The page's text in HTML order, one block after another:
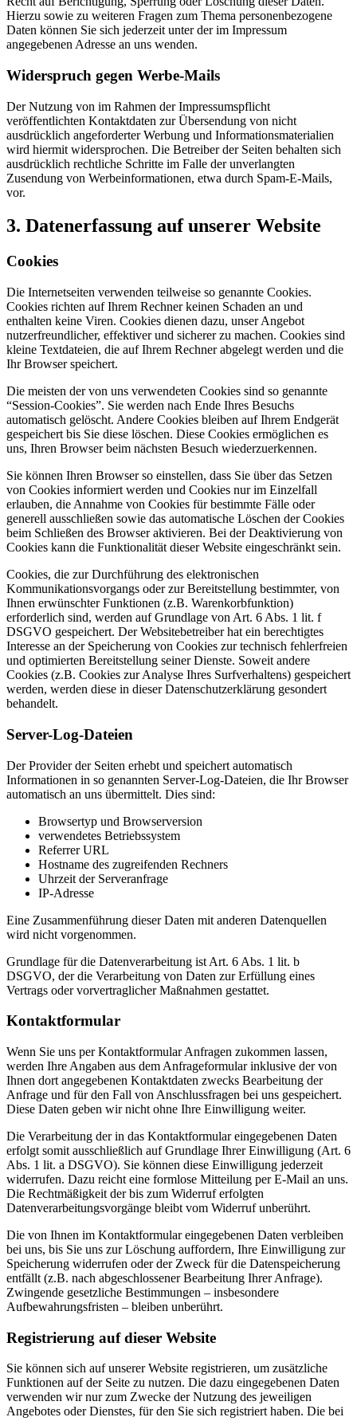
Hierzu sowie zu weiteren Fragen zum Thema personenbezogene
Daten können Sie sich jederzeit unter der im Impressum
angegebenen Adresse an uns wenden.
Widerspruch gegen Werbe-Mails
Der Nutzung von im Rahmen der Impressumspflicht
veröffentlichten Kontaktdaten zur Übersendung von nicht
ausdrücklich angeforderter Werbung und Informationsmaterialien
wird hiermit widersprochen. Die Betreiber der Seiten behalten sich
ausdrücklich rechtliche Schritte im Falle der unverlangten
Zusendung von Werbeinformationen, etwa durch Spam-E-Mails,
vor.
3. Datenerfassung auf unserer Website
Cookies
Die Internetseiten verwenden teilweise so genannte Cookies.
Cookies richten auf Ihrem Rechner keinen Schaden an und
enthalten keine Viren. Cookies dienen dazu, unser Angebot
nutzerfreundlicher, effektiver und sicherer zu machen. Cookies sind
kleine Textdateien, die auf Ihrem Rechner abgelegt werden und die
Ihr Browser speichert.
Die meisten der von uns verwendeten Cookies sind so genannte
“Session-Cookies”. Sie werden nach Ende Ihres Besuchs
automatisch gelöscht. Andere Cookies bleiben auf Ihrem Endgerät
gespeichert bis Sie diese löschen. Diese Cookies ermöglichen es
uns, Ihren Browser beim nächsten Besuch wiederzuerkennen.
Sie können Ihren Browser so einstellen, dass Sie über das Setzen
von Cookies informiert werden und Cookies nur im Einzelfall
erlauben, die Annahme von Cookies für bestimmte Fälle oder
generell ausschließen sowie das automatische Löschen der Cookies
beim Schließen des Browser aktivieren. Bei der Deaktivierung von
Cookies kann die Funktionalität dieser Website eingeschränkt sein.
Cookies, die zur Durchführung des elektronischen
Kommunikationsvorgangs oder zur Bereitstellung bestimmter, von
Ihnen erwünschter Funktionen (z.B. Warenkorbfunktion)
erforderlich sind, werden auf Grundlage von Art. 6 Abs. 1 lit. f
DSGVO gespeichert. Der Websitebetreiber hat ein berechtigtes
Interesse an der Speicherung von Cookies zur technisch fehlerfreien
und optimierten Bereitstellung seiner Dienste. Soweit andere
Cookies (z.B. Cookies zur Analyse Ihres Surfverhaltens) gespeichert
werden, werden diese in dieser Datenschutzerklärung gesondert
behandelt.
Server-Log-Dateien
Der Provider der Seiten erhebt und speichert automatisch
Informationen in so genannten Server-Log-Dateien, die Ihr Browser
automatisch an uns übermittelt. Dies sind:
Browsertyp und Browserversion
verwendetes Betriebssystem
Referrer URL
Hostname des zugreifenden Rechners
Uhrzeit der Serveranfrage
IP-Adresse
Eine Zusammenführung dieser Daten mit anderen Datenquellen
wird nicht vorgenommen.
Grundlage für die Datenverarbeitung ist Art. 6 Abs. 1 lit. b
DSGVO, der die Verarbeitung von Daten zur Erfüllung eines
Vertrags oder vorvertraglicher Maßnahmen gestattet.
Kontaktformular
Wenn Sie uns per Kontaktformular Anfragen zukommen lassen,
werden Ihre Angaben aus dem Anfrageformular inklusive der von
Ihnen dort angegebenen Kontaktdaten zwecks Bearbeitung der
Anfrage und für den Fall von Anschlussfragen bei uns gespeichert.
Diese Daten geben wir nicht ohne Ihre Einwilligung weiter.
Die Verarbeitung der in das Kontaktformular eingegebenen Daten
erfolgt somit ausschließlich auf Grundlage Ihrer Einwilligung (Art. 6
Abs. 1 lit. a DSGVO). Sie können diese Einwilligung jederzeit
widerrufen. Dazu reicht eine formlose Mitteilung per E-Mail an uns.
Die Rechtmäßigkeit der bis zum Widerruf erfolgten
Datenverarbeitungsvorgänge bleibt vom Widerruf unberührt.
Die von Ihnen im Kontaktformular eingegebenen Daten verbleiben
bei uns, bis Sie uns zur Löschung auffordern, Ihre Einwilligung zur
Speicherung widerrufen oder der Zweck für die Datenspeicherung
entfällt (z.B. nach abgeschlossener Bearbeitung Ihrer Anfrage).
Zwingende gesetzliche Bestimmungen – insbesondere
Aufbewahrungsfristen – bleiben unberührt.
Registrierung auf dieser Website
Sie können sich auf unserer Website registrieren, um zusätzliche
Funktionen auf der Seite zu nutzen. Die dazu eingegebenen Daten
verwenden wir nur zum Zwecke der Nutzung des jeweiligen
Angebotes oder Dienstes, für den Sie sich registriert haben. Die bei